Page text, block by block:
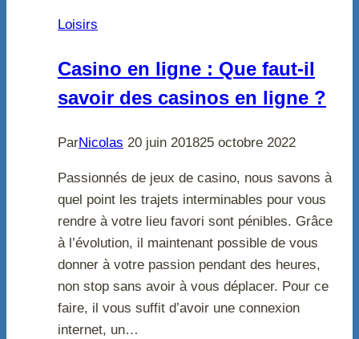
Loisirs
Casino en ligne : Que faut-il
savoir des casinos en ligne ?
ParNicolas 20 juin 201825 octobre 2022
Passionnés de jeux de casino, nous savons à
quel point les trajets interminables pour vous
rendre à votre lieu favori sont pénibles. Grâce
à l’évolution, il maintenant possible de vous
donner à votre passion pendant des heures,
non stop sans avoir à vous déplacer. Pour ce
faire, il vous suffit d’avoir une connexion
internet, un…